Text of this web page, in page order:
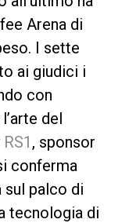
Arena di
I sette
ai giudici i
con
del
, sponsor
conferma
sul palco di
tecnologia di